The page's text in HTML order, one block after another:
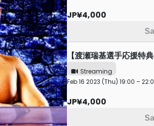
JP¥4,000
【渡瀬瑞基選手応援特
Streaming
Feb 16 2023 (Thu) 19:00 –
JP¥4,000